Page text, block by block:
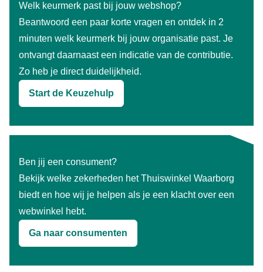
Welk keurmerk past bij jouw webshop?
Beantwoord een paar korte vragen en ontdek in 2
minuten welk keurmerk bij jouw organisatie past. Je
ontvangt daarnaast een indicatie van de contributie.
Zo heb je direct duidelijkheid.
Start de Keuzehulp
Ben jij een consument?
Bekijk welke zekerheden het Thuiswinkel Waarborg
biedt en hoe wij je helpen als je een klacht over een
webwinkel hebt.
Ga naar consumenten